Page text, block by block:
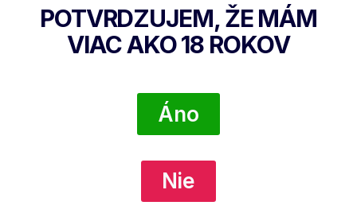
DETAIL PRODUKTU
POTVRDZUJEM, ŽE MÁM
VIAC AKO18 ROKOV
Áno
Nie